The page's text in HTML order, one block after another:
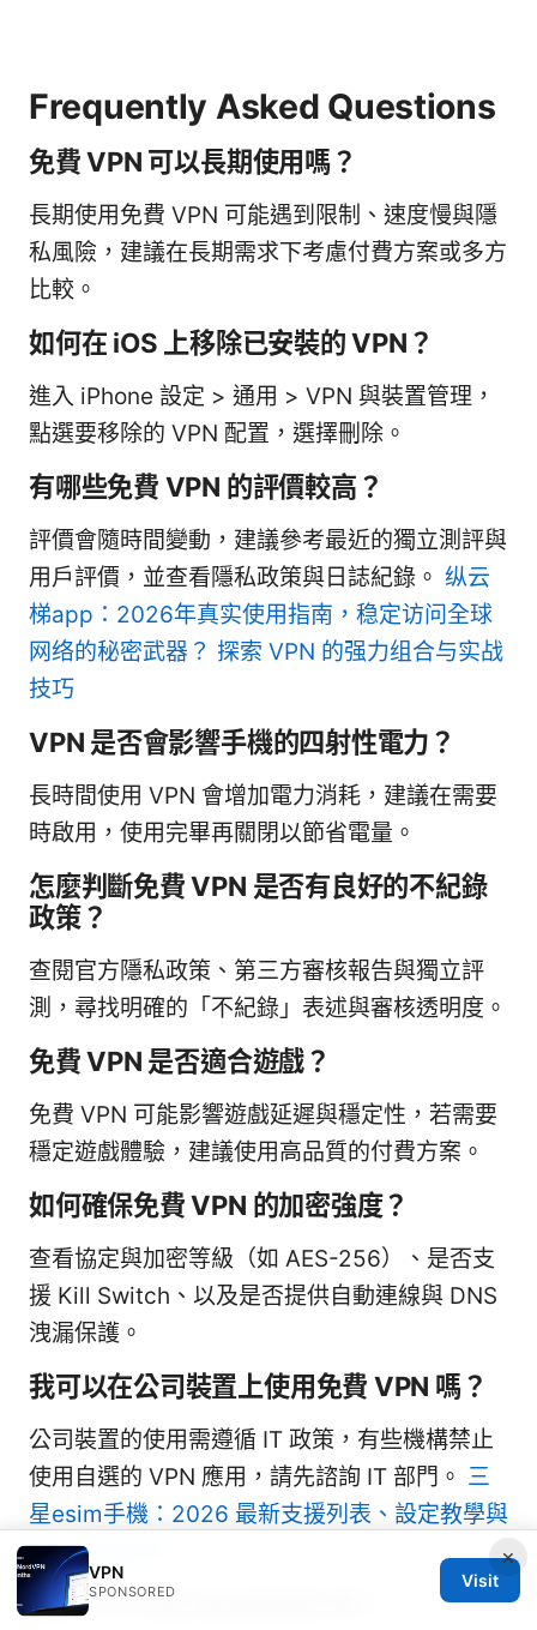
Frequently Asked Questions
免費 VPN 可以長期使用嗎？
長期使用免費 VPN 可能遇到限制、速度慢與隱
私風險，建議在長期需求下考慮付費方案或多方
比較。
如何在 iOS 上移除已安裝的 VPN？
進入 iPhone 設定 > 通用 > VPN 與裝置管理，
點選要移除的 VPN 配置，選擇刪除。
有哪些免費 VPN 的評價較高？
評價會隨時間變動，建議參考最近的獨立測評與
用戶評價，並查看隱私政策與日誌紀錄。 纵云
梯app：2026年真实使用指南，稳定访问全球
网络的秘密武器？ 探索 VPN 的强力组合与实战
技巧
VPN 是否會影響手機的四射性電力？
長時間使用 VPN 會增加電力消耗，建議在需要
時啟用，使用完畢再關閉以節省電量。
怎麼判斷免費 VPN 是否有良好的不紀錄
政策？
查閱官方隱私政策、第三方審核報告與獨立評
測，尋找明確的「不紀錄」表述與審核透明度。
免費 VPN 是否適合遊戲？
免費 VPN 可能影響遊戲延遲與穩定性，若需要
穩定遊戲體驗，建議使用高品質的付費方案。
如何確保免費 VPN 的加密強度？
查看協定與加密等級（如 AES-256）、是否支
援 Kill Switch、以及是否提供自動連線與 DNS
洩漏保護。
我可以在公司裝置上使用免費 VPN 嗎？
公司裝置的使用需遵循 IT 政策，有些機構禁止
使用自選的 VPN 應用，請先諮詢 IT 部門。 三
星esim手機：2026 最新支援列表、設定教學與
旅行必備指南
免費 VPN 真的會收集資料嗎？
×
VPN
SPONSORED
Visit